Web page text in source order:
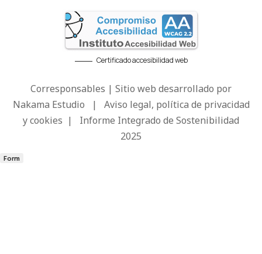
Certificado accesibilidad web
Corresponsables | Sitio web desarrollado por
Nakama Estudio | Aviso legal, política de privacidad
y cookies | Informe Integrado de Sostenibilidad
2025
Form